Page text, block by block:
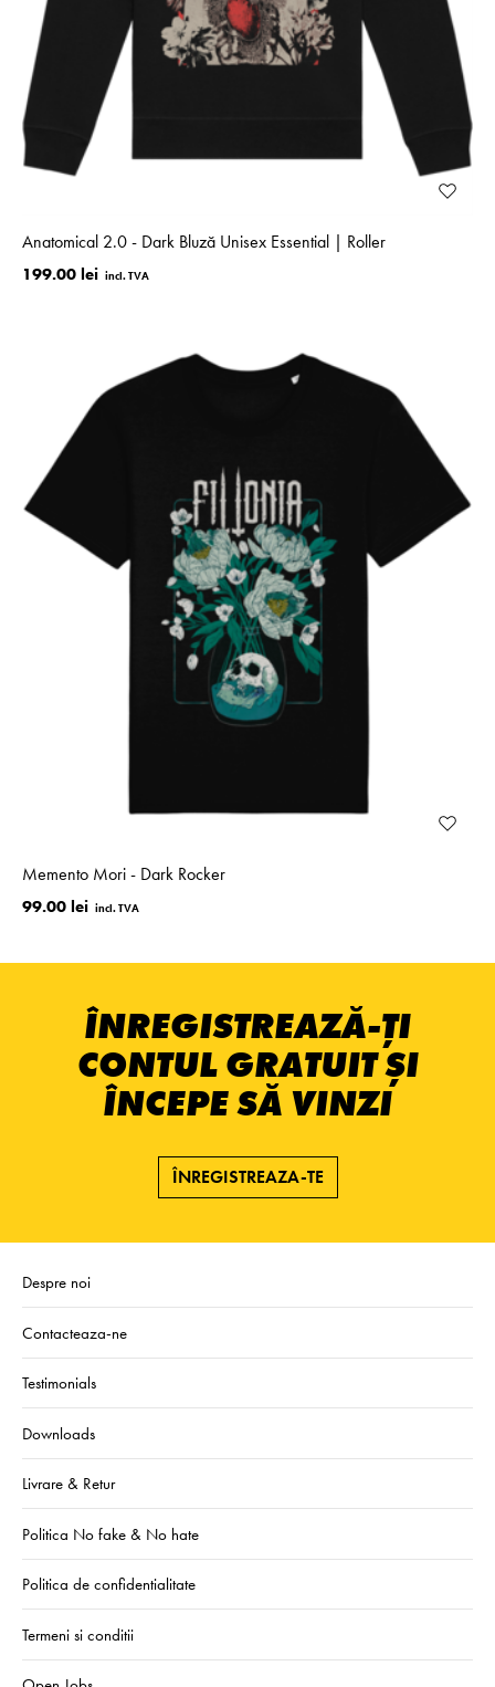
Anatomical 2.0 - Dark Bluză Unisex Essential | Roller
199.00 lei
Memento Mori - Dark Rocker
99.00 lei
ÎNREGISTREAZĂ-ȚI
CONTUL GRATUIT ȘI
ÎNCEPE SĂ VINZI
ÎNREGISTREAZA-TE
Despre noi
Contacteaza-ne
Testimonials
Downloads
Livrare & Retur
Politica No fake & No hate
Politica de confidentialitate
Termeni si conditii